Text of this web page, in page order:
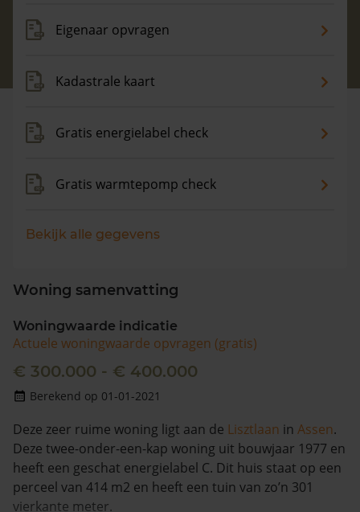
Eigenaar opvragen
Kadastrale kaart
Gratis energielabel check
Gratis warmtepomp check
Bekijk alle gegevens
Woning samenvatting
Woningwaarde indicatie
Actuele woningwaarde opvragen (gratis)
€ 300.000 - € 400.000
Berekend op 01-01-2021
Deze zeer ruime woning ligt aan de Lisztlaan in Assen.
Deze twee-onder-een-kap woning uit bouwjaar 1977 en
heeft een geschat energielabel C. Dit huis staat op een
perceel van 414 m2 en heeft een tuin van zo’n 301
vierkante meter.